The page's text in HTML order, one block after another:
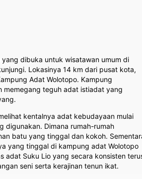
dibuka untuk wisatawan umum di
Lokasinya 14 km dari pusat kota,
Adat Wolotopo. Kampung
memegang teguh adat istiadat yang
kentalnya adat kebudayaan mulai
digunakan. Dimana rumah-rumah
batu yang tinggal dan kokoh.
yang tinggal di kampung adat Wolotopo
adat Suku Lio yang secara konsisten
seni serta kerajinan tenun ikat.